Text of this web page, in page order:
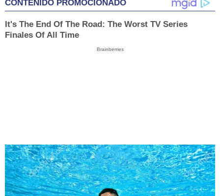
CONTENIDO PROMOCIONADO
It's The End Of The Road: The Worst TV Series
Finales Of All Time
Brainberries